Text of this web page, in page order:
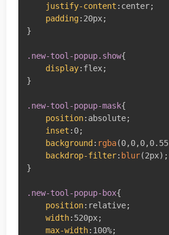
justify-content : center;
padding: 20px;
}
.new-tool-popup.show{
display: flex;
}
.new-tool-popup-mask{
position: absolute;
inset : 0;
background : rgba(0,0,0,0.55
backdrop-filter: blur(2px) ;
}
.new-tool-popup-box{
position: relative;
width: 520px;
max-width: 100%;